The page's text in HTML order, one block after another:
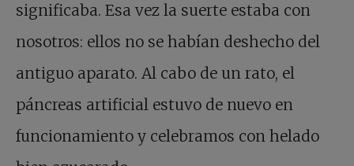
significaba. Esa vez la suerte estaba con
nosotros: ellos no se habían deshecho del
antiguo aparato. Al cabo de un rato, el
páncreas artificial estuvo de nuevo en
funcionamiento y celebramos con helado